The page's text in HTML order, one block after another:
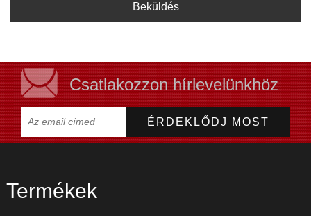
Beküldés
Csatlakozzon hírlevelünkhöz
Termékek